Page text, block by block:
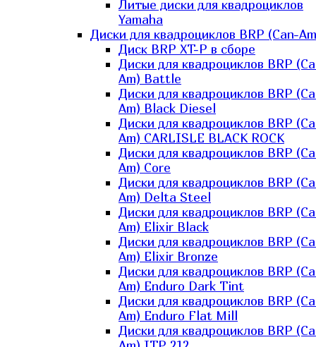
Литые диски для квадроциклов
Yamaha
Диски для квадроциклов BRP (Can-
Диск BRP XT-P в сборе
Диски для квадроциклов BRP
Am) Battle
Диски для квадроциклов BRP
Am) Black Diesel
Диски для квадроциклов BRP
Am) CARLISLE BLACK ROCK
Диски для квадроциклов BRP
Am) Core
Диски для квадроциклов BRP
Am) Delta Steel
Диски для квадроциклов BRP
Am) Elixir Black
Диски для квадроциклов BRP
Am) Elixir Bronze
Диски для квадроциклов BRP
Am) Enduro Dark Tint
Диски для квадроциклов BRP
Am) Enduro Flat Mill
Диски для квадроциклов BRP